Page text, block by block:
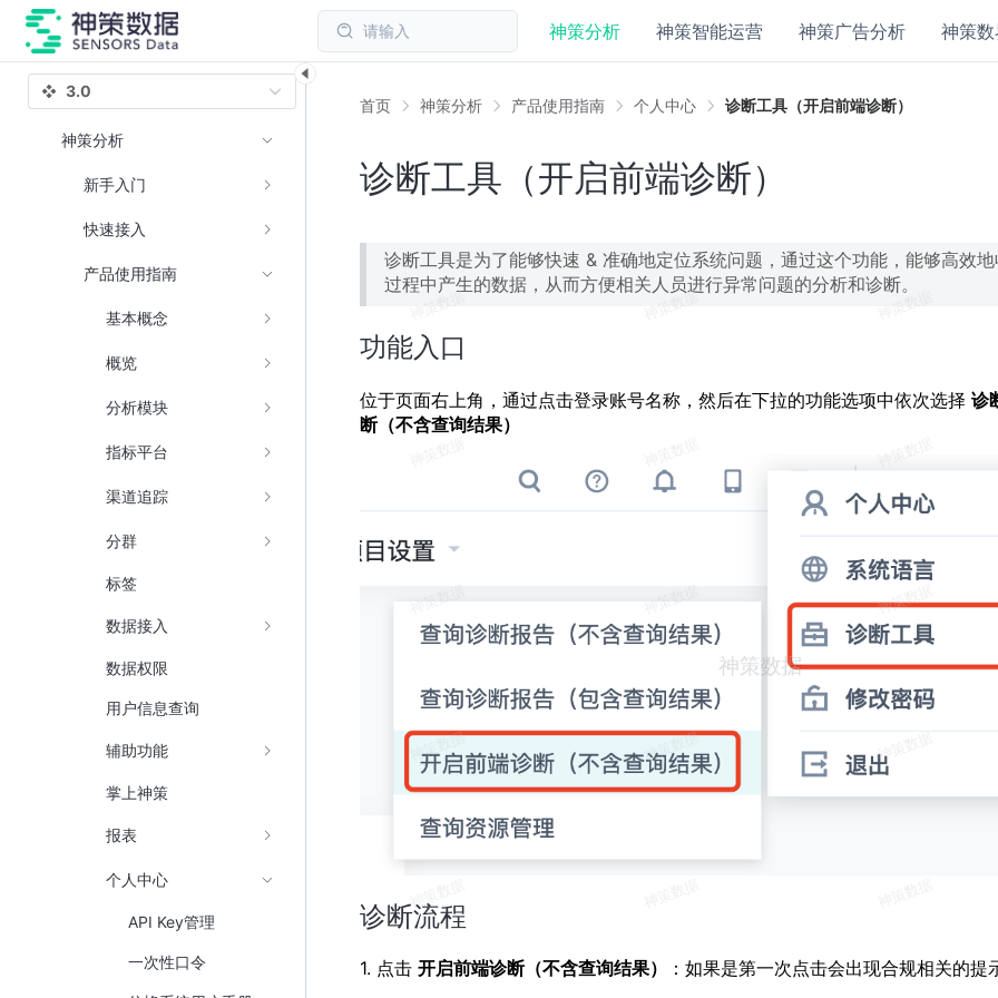
请输入 神策分析 神策智能运营 神策广告分析 神策
首页 神策分析 产品使用指南 个人中心 诊断工具（开启前端诊断）
诊断工具（开启前端诊断）
诊断工具是为了能够快速 & 准确地定位系统问题，通过这个功能，能够高效
过程中产生的数据，从而方便相关人员进行异常问题的分析和诊断。
功能入口
位于页面右上角，通过点击登录账号名称，然后在下拉的功能选项中依次选择 诊
断（不含查询结果）
诊断流程
1. 点击 开启前端诊断（不含查询结果） ：如果是第一次点击会出现合规相关的提
3.0
神策分析
新手入门
快速接入
产品使用指南
基本概念
概览
分析模块
指标平台
渠道追踪
分群
标签
数据接入
数据权限
用户信息查询
辅助功能
掌上神策
报表
个人中心
API Key管理
一次性口令